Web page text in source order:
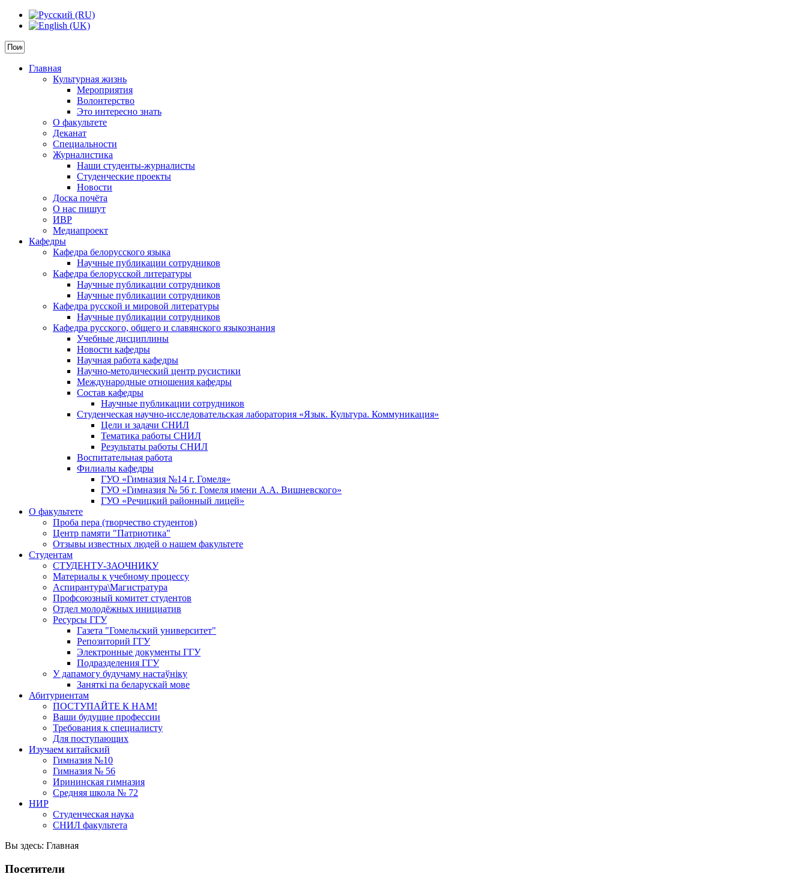
Главная
Культурная жизнь
Мероприятия
Волонтерство
Это интересно знать
О факультете
Деканат
Специальности
Журналистика
Наши студенты-журналисты
Студенческие проекты
Новости
Доска почёта
О нас пишут
ИВР
Медиапроект
Кафедры
Кафедра белорусского языка
Научные публикации сотрудников
Кафедра белорусской литературы
Научные публикации сотрудников
Научные публикации сотрудников
Кафедра русской и мировой литературы
Научные публикации сотрудников
Кафедра русского, общего и славянского языкознания
Учебные дисциплины
Новости кафедры
Научная работа кафедры
Научно-методический центр русистики
Международные отношения кафедры
Состав кафедры
Научные публикации сотрудников
Студенческая научно-исследовательская лаборатория «Язык. Культура. Коммуникация»
Цели и задачи СНИЛ
Тематика работы СНИЛ
Результаты работы СНИЛ
Воспитательная работа
Филиалы кафедры
ГУО «Гимназия №14 г. Гомеля»
ГУО «Гимназия № 56 г. Гомеля имени А.А. Вишневского»
ГУО «Речицкий районный лицей»
О факультете
Проба пера (творчество студентов)
Центр памяти "Патриотика"
Отзывы известных людей о нашем факультете
Студентам
СТУДЕНТУ-ЗАОЧНИКУ
Материалы к учебному процессу
Аспирантура\Магистратура
Профсоюзный комитет студентов
Отдел молодёжных инициатив
Ресурсы ГГУ
Газета "Гомельский университет"
Репозиторий ГГУ
Электронные документы ГГУ
Подразделения ГГУ
У дапамогу будучаму настаўніку
Заняткi па беларускай мове
Абитуриентам
ПОСТУПАЙТЕ К НАМ!
Ваши будущие профессии
Требования к специалисту
Для поступающих
Изучаем китайский
Гимназия №10
Гимназия № 56
Ирининская гимназия
Средняя школа № 72
НИР
Студенческая наука
СНИЛ факультета
Вы здесь: Главная
Посетители